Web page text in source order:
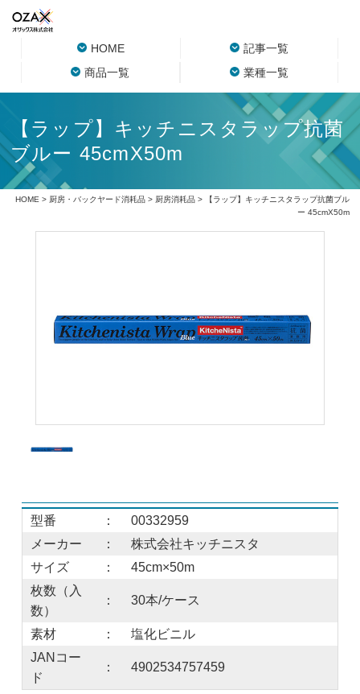
HOME
記事一覧
商品一覧
業種一覧
【ラップ】キッチニスタラップ抗菌
ブルー 45cmX50m
HOME > 厨房・バックヤード消耗品> 厨房消耗品> 【ラップ】キッチニスタラップ抗菌ブル
ー 45cmX50m
型番 ：
00332959
メーカー
：
株式会社キッチニスタ
サイズ
：
45cm×50m
枚数（入
数）
： 30本/ケース
素材 ：
塩化ビニル
JANコー
ド
： 4902534757459